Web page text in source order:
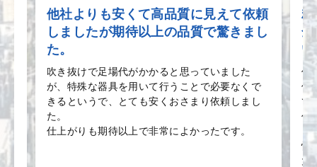
他社よりも安くて高品質に見えて依頼
しましたが期待以上の品質で驚きまし
た。
吹き抜けで足場代がかかると思っていました
が、特殊な器具を用いて行うことで必要なくで
きるというで、とても安くおさまり依頼しまし
た。
仕上がりも期待以上で非常によかったです。
精
全
作
何
て
作
怖
大